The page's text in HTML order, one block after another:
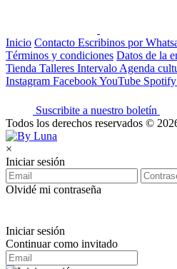
Inicio Contacto Escribinos por
Términos y condiciones Datos de la
Tienda Talleres Intervalo Agenda
Instagram FacebookYouTube Spotify
Suscribite a nuestro boletín
Todos los derechos reservados ©
×
Iniciar sesión
Olvidé mi contraseña
Iniciar sesión
Continuar como invitado